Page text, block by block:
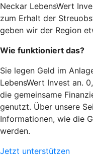
Neckar LebensWert
zum Erhalt der
geben wir der Region
Wie funktioniert das?
Sie legen Geld im
LebensWert Invest an.
die gemeinsame
genutzt. Über unsere
Informationen, wie die
werden.
Jetzt unterstützen